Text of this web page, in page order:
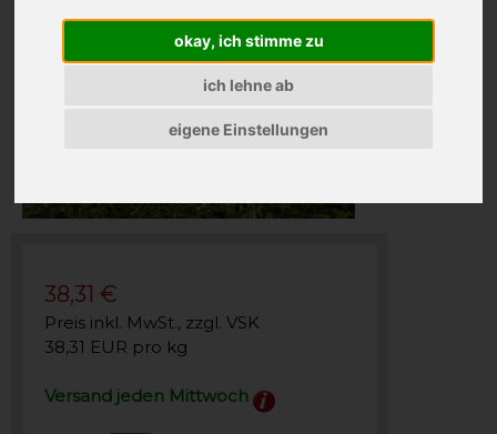
okay, ich stimme zu
ich lehne ab
eigene Einstellungen
38,31 €
Preis inkl. MwSt., zzgl. VSK
38,31 EUR pro kg
Versand jeden Mittwoch